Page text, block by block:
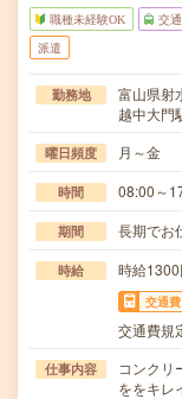
職種未経験OK 交
派遣
勤務地
富山県射
越中大門
曜日頻度 月～金
時間 08:00～
期間 長期でお
時給 時給1300
交通費
交通費規
仕事内容
コンクリ
ををキレ